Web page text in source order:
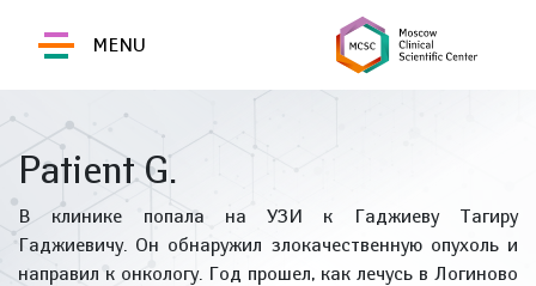
MENU
Patient G.
В клинике попала на УЗИ к Гаджиеву Тагиру
Гаджиевичу. Он обнаружил злокачественную опухоль и
направил к онкологу. Год прошел, как лечусь в Логиново